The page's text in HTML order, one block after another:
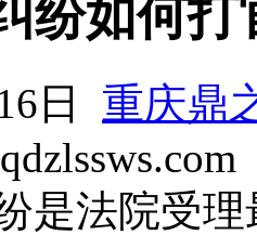
纷如何打
日 重庆鼎
是法院受